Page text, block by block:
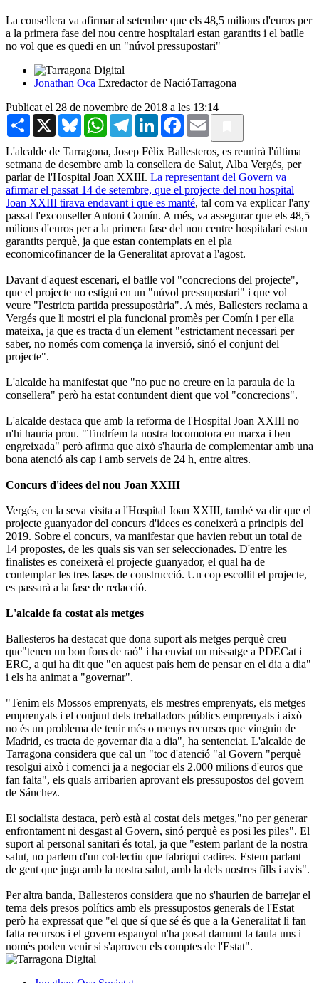
La consellera va afirmar al setembre que els 48,5 milions d'euros per
a la primera fase del nou centre hospitalari estan garantits i el batlle
no vol que es quedi en un "núvol pressupostari"
Jonathan Oca Exredactor de NacióTarragona
Publicat el 28 de novembre de 2018 a les 13:14
Share X BlueskyWhatsAppTelegramLinkedInFacebook
Email
L'alcalde de Tarragona, Josep Fèlix Ballesteros, es reunirà l'última
setmana de desembre amb la consellera de Salut, Alba Vergés, per
parlar de l'Hospital Joan XXIII. La representant del Govern va
afirmar el passat 14 de setembre, que el projecte del nou hospital
Joan XXIII tirava endavant i que es manté, tal com va explicar l'any
passat l'exconseller Antoni Comín. A més, va assegurar que els 48,5
milions d'euros per a la primera fase del nou centre hospitalari estan
garantits perquè, ja que estan contemplats en el pla
economicofinancer de la Generalitat aprovat a l'agost.
Davant d'aquest escenari, el batlle vol "concrecions del projecte",
que el projecte no estigui en un "núvol pressupostari" i que vol
veure "l'estricta partida pressupostària". A més, Ballesters reclama a
Vergés que li mostri el pla funcional promès per Comín i per ella
mateixa, ja que es tracta d'un element "estrictament necessari per
saber, no només com comença la inversió, sinó el conjunt del
projecte".
L'alcalde ha manifestat que "no puc no creure en la paraula de la
consellera" però ha estat contundent dient que vol "concrecions".
L'alcalde destaca que amb la reforma de l'Hospital Joan XXIII no
n'hi hauria prou. "Tindríem la nostra locomotora en marxa i ben
engreixada" però afirma que això s'hauria de complementar amb una
bona atenció als cap i amb serveis de 24 h, entre altres.
Concurs d'idees del nou Joan XXIII
Vergés, en la seva visita a l'Hospital Joan XXIII, també va dir que el
projecte guanyador del concurs d'idees es coneixerà a principis del
2019. Sobre el concurs, va manifestar que havien rebut un total de
14 propostes, de les quals sis van ser seleccionades. D'entre les
finalistes es coneixerà el projecte guanyador, el qual ha de
contemplar les tres fases de construcció. Un cop escollit el projecte,
es passarà a la fase de redacció.
L'alcalde fa costat als metges
Ballesteros ha destacat que dona suport als metges perquè creu
que"tenen un bon fons de raó" i ha enviat un missatge a PDECat i
ERC, a qui ha dit que "en aquest país hem de pensar en el dia a dia"
i els ha animat a "governar".
"Tenim els Mossos emprenyats, els mestres emprenyats, els metges
emprenyats i el conjunt dels treballadors públics emprenyats i això
no és un problema de tenir més o menys recursos que vinguin de
Madrid, es tracta de governar dia a dia", ha sentenciat. L'alcalde de
Tarragona considera que cal un "toc d'atenció "al Govern "perquè
resolgui això i comenci ja a negociar els 2.000 milions d'euros que
fan falta", els quals arribarien aprovant els pressupostos del govern
de Sánchez.
El socialista destaca, però està al costat dels metges,"no per generar
enfrontament ni desgast al Govern, sinó perquè es posi les piles". El
suport al personal sanitari és total, ja que "estem parlant de la nostra
salut, no parlem d'un col·lectiu que fabriqui cadires. Estem parlant
de gent que juga amb la nostra salut, amb la dels nostres fills i avis".
Per altra banda, Ballesteros considera que no s'haurien de barrejar el
tema dels presos polítics amb els pressupostos generals de l'Estat
però ha expressat que "el que sí que sé és que a la Generalitat li fan
falta recursos i el govern espanyol n'ha posat damunt la taula uns i
només poden venir si s'aproven els comptes de l'Estat".